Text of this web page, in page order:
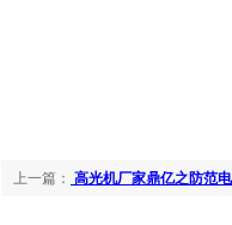
上一篇： 高光机厂家鼎亿之防范